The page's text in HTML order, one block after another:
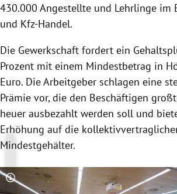
430.000 Angestellte und Lehrlinge im
und Kfz-Handel.
Die Gewerkschaft fordert ein
Prozent mit einem Mindestbetrag in
Euro. Die Arbeitgeber schlagen eine
Prämie vor, die den Beschäftigen
heuer ausbezahlt werden soll und
Erhöhung auf die
Mindestgehälter.
Copyright-Hinweis öffnen/